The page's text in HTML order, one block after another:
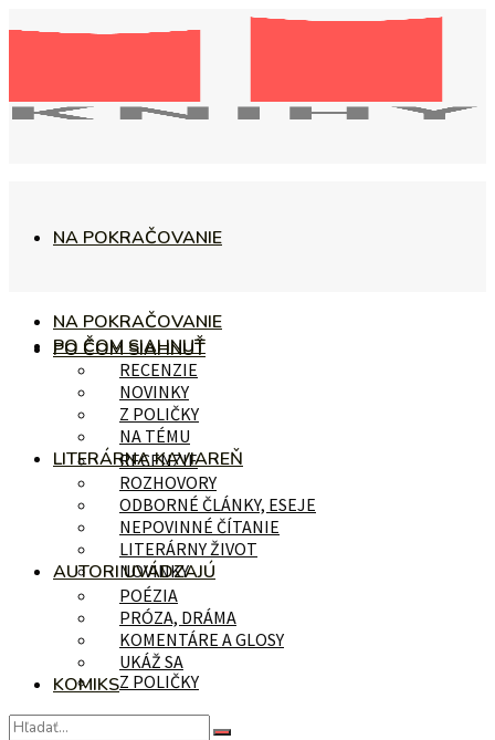
NA POKRAČOVANIE
PO ČOM SIAHNUŤ
RECENZIE
NOVINKY
Z POLIČKY
NA POKRAČOVANIE
PO ČOM SIAHNUŤ
RECENZIE
NOVINKY
Z POLIČKY
NA TÉMU
LITERÁRNA KAVIAREŇ
ROZHOVORY
ODBORNÉ ČLÁNKY, ESEJE
NEPOVINNÉ ČÍTANIE
LITERÁRNY ŽIVOT
AUTORI UVÁDZAJÚ
POÉZIA
PRÓZA, DRÁMA
KOMENTÁRE A GLOSY
UKÁŽ SA
KOMIKS